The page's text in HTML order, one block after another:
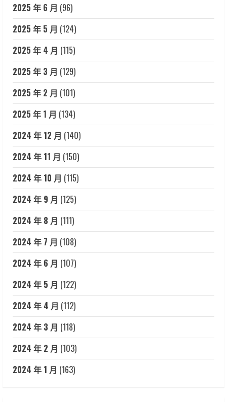
2025 年 6 月 (96)
2025 年 5 月 (124)
2025 年 4 月 (115)
2025 年 3 月 (129)
2025 年 2 月 (101)
2025 年 1 月 (134)
2024 年 12 月 (140)
2024 年 11 月 (150)
2024 年 10 月 (115)
2024 年 9 月 (125)
2024 年 8 月 (111)
2024 年 7 月 (108)
2024 年 6 月 (107)
2024 年 5 月 (122)
2024 年 4 月 (112)
2024 年 3 月 (118)
2024 年 2 月 (103)
2024 年 1 月 (163)